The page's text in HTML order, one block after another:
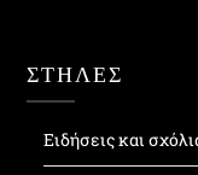
ΣΤΗΛΕΣ
Ειδήσεις και